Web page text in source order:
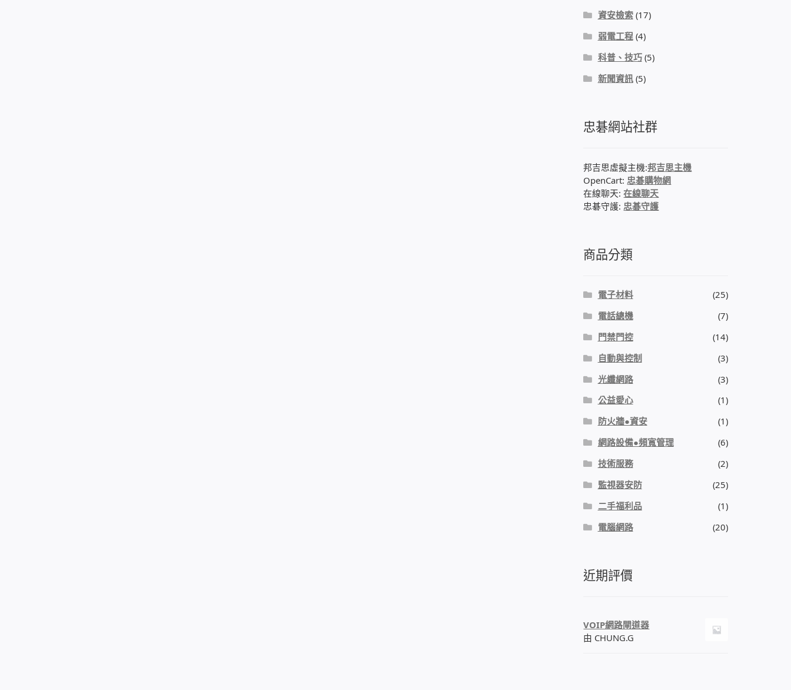
資安檢索(17)
弱電工程(4)
科普、技巧(5)
新聞資訊(5)
忠碁網站社群
邦吉思虛擬主機:邦吉思主機
OpenCart: 忠碁購物網
在線聊天:在線聊天
忠碁守護: 忠碁守護
商品分類
電子材料
(25)
電話總機
(7)
門禁門控
(14)
自動與控制
(3)
光纖網路
(3)
公益愛心
(1)
防火牆●資安
(1)
網路設備●頻寬管理
(6)
技術服務
(2)
監視器安防
(25)
二手福利品
(1)
電腦網路
(20)
近期評價
VOIP網路閘道器
由 CHUNG.G